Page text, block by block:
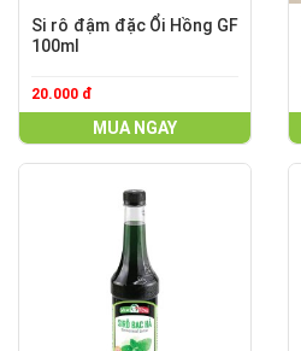
Si rô đậm đặc Ổi Hồng GF
100ml
20.000 đ
MUA NGAY